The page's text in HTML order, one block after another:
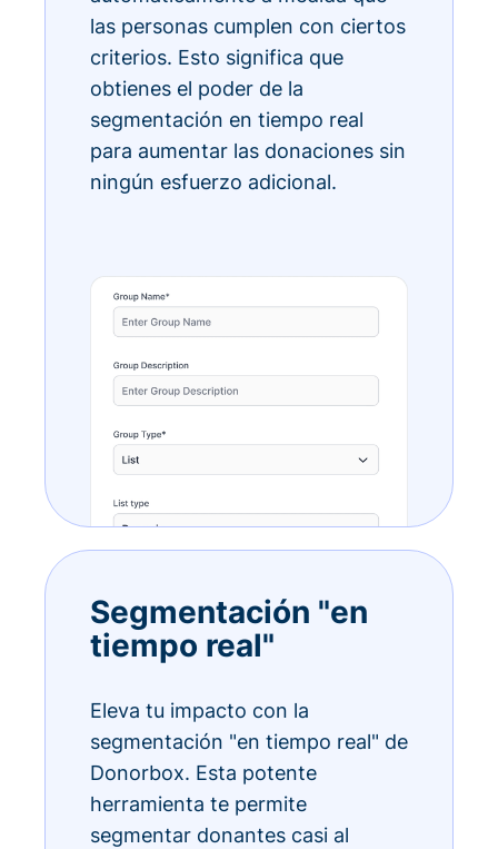
las personas cumplen con ciertos
criterios. Esto significa que
obtienes el poder de la
segmentación en tiempo real
para aumentar las donaciones sin
ningún esfuerzo adicional.
Segmentación "en
tiempo real"
Eleva tu impacto con la
segmentación "en tiempo real" de
Donorbox. Esta potente
herramienta te permite
segmentar donantes casi al